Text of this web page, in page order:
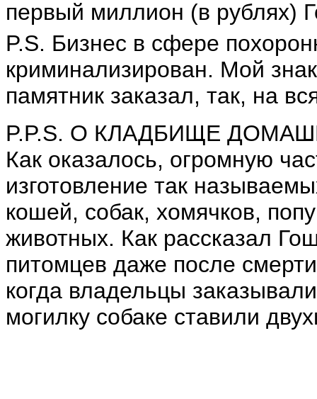
первый миллион (в рублях)
P.S. Бизнес в сфере
криминализирован. Мой
памятник заказал, так, на
P.P.S. О КЛАДБИЩЕ
Как оказалось, огромную
изготовление так
кошей, собак, хомячков,
животных. Как рассказал
питомцев даже после
когда владельцы
могилку собаке ставили